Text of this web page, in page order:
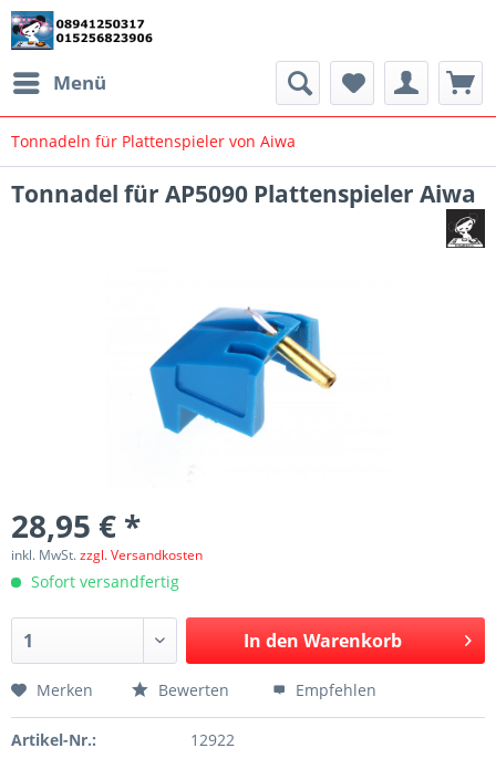
Menü
Tonnadeln für Plattenspieler von Aiwa
Tonnadel für AP5090 Plattenspieler Aiwa
28,95 € *
inkl. MwSt.zzgl. Versandkosten
Sofort versandfertig
In den Warenkorb
Merken Bewerten Empfehlen
Artikel-Nr.: 12922